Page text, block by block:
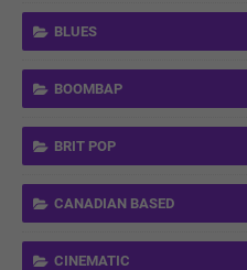
BLUES
BOOMBAP
BRIT POP
CANADIAN BASED
CINEMATIC